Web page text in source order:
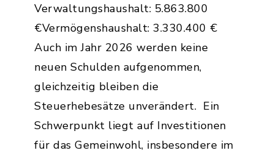
Verwaltungshaushalt: 5.863.800
€Vermögenshaushalt: 3.330.400 €
Auch im Jahr 2026 werden keine
neuen Schulden aufgenommen,
gleichzeitig bleiben die
Steuerhebesätze unverändert. Ein
Schwerpunkt liegt auf Investitionen
für das Gemeinwohl, insbesondere im